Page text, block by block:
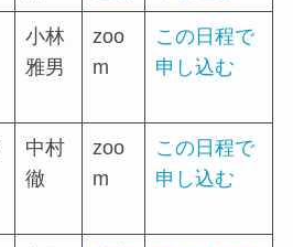
小林
雅男
zoo
m
この日程で
申し込む
中村
徹
zoo
m
この日程で
申し込む